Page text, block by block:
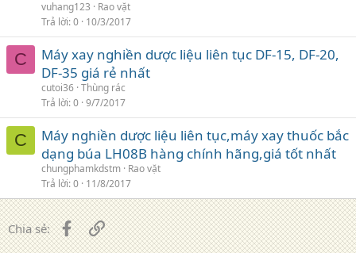
vuhang123
Rao vặt
Trả lời 0 10/3/2017
C
Máy xay nghiền dược liệu liên tục DF-15, DF-20,
DF-35 giá rẻ nhất
cutoi36 Thùng rác
Trả lời 0 9/7/2017
C
Máy nghiền dược liệu liên tục,máy xay thuốc bắc
dạng búa LH08B hàng chính hãng,giá tốt nhất
chungphamkdstm Rao vặt
Trả lời 0 11/8/2017
Chia sẻ: FacebookLiên kết